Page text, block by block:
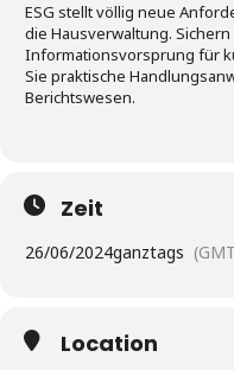
ESG stellt völlig neue
die Hausverwaltung.
Informationsvorsprung für
Sie praktische
Berichtswesen.
Zeit
26/06/2024ganztags
Location